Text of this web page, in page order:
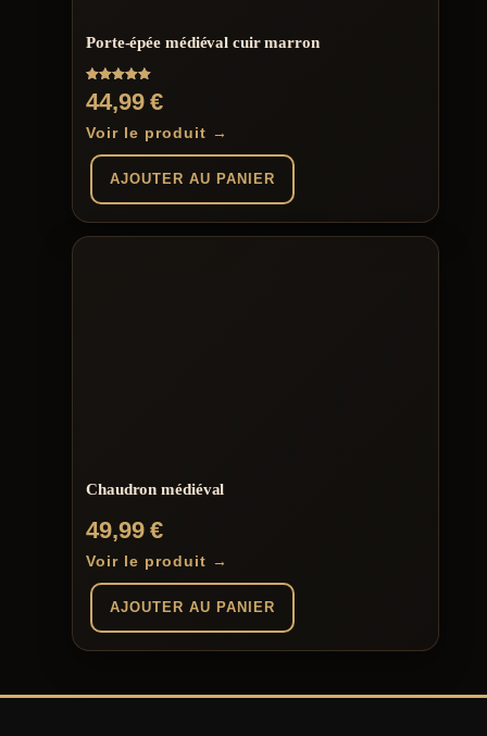
Porte-épée médiéval cuir marron
Note
5.00
sur 5
44,99€
Voir le produit →
AJOUTER AU PANIER
Chaudron médiéval
49,99€
Voir le produit →
AJOUTER AU PANIER